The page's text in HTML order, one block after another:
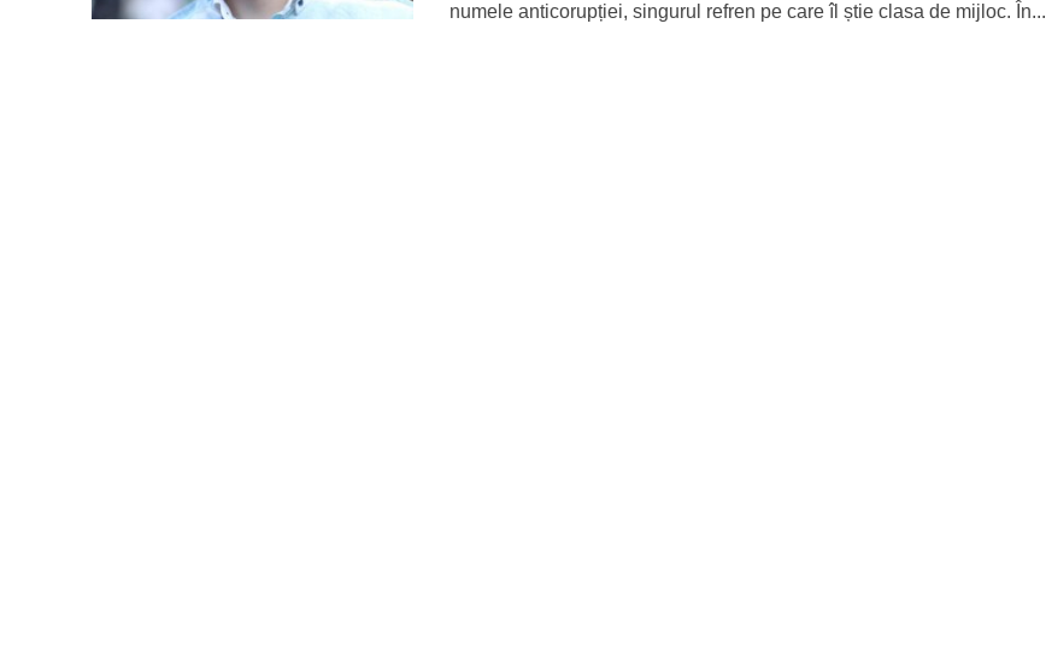
numele anticorupției, singurul refren pe care îl știe clasa de mijloc. În...